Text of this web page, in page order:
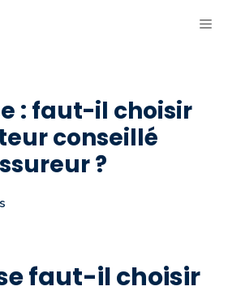
: faut-il choisir
conseillé
?
faut-il choisir